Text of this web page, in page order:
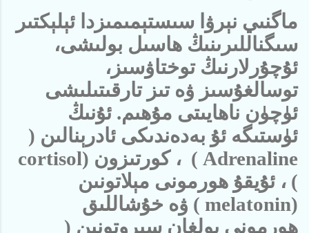
ماگنىي نېرۋا سىستېمىمىزدا ئېلېكتىر
سىگناللىرىنىڭ ھاسىل بولىشى،
ئۇچۇرلارنىڭ توختاۋسىز،
توسالغۇسىز ۋە تىز تارقىتىلىشى
ئۈچۈن ناھايىتى مۇھىم. ئۇنىڭ
ئۈستىگە ئۇ بەدەندىكى ئادرېنالىن (
Adrenaline ) ، كورتىزون (cortisol
) ، ئۇيقۇ ھورمونى مېلاتونىن
(
melatonin ) ۋە خۇشاللىق
ھورمونى بولغان سېروتونىن (